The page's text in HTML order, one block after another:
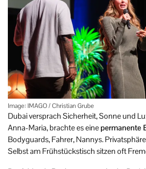
Image: IMAGO / Christian Grube
Dubai versprach Sicherheit, Sonne und
Anna-Maria, brachte es einepermanente
Bodyguards, Fahrer, Nannys.
Selbst am Frühstückstisch sitzen oft